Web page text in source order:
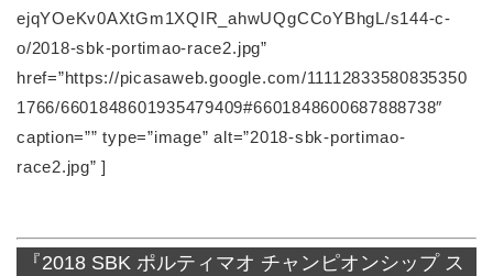
ejqYOeKv0AXtGm1XQIR_ahwUQgCCoYBhgL/s144-c-
o/2018-sbk-portimao-race2.jpg”
href=”https://picasaweb.google.com/11112833580835350
1766/6601848601935479409#6601848600687888738″
caption=”” type=”image” alt=”2018-sbk-portimao-
race2.jpg” ]
『2018 SBK ポルティマオ チャンピオンシップ ス